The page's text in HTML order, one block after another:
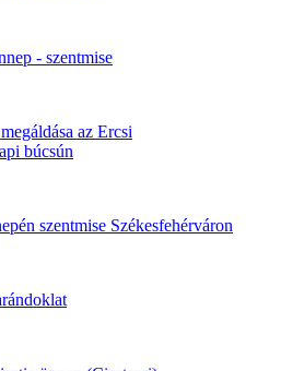
- szentmise
az Ercsi
búcsún
szentmise Székesfehérváron